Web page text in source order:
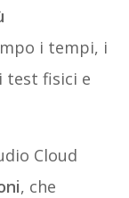
i tempi, i
test fisici e
Cloud
, che